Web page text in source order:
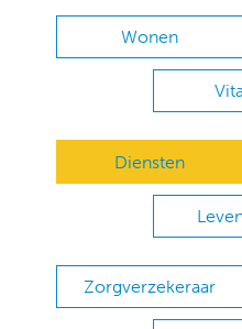
Wonen
Diensten
Zorgverzekeraar